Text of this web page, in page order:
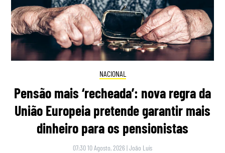
NACIONAL
Pensão mais ‘recheada’: nova regra da
União Europeia pretende garantir mais
dinheiro para os pensionistas
07:30 10 Agosto, 2026 |João Luís